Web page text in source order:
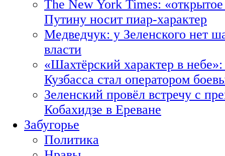
The New York Times:
Путину носит пиар-характер
Медведчук: у Зеленского нет
власти
«Шахтёрский характер в
Кузбасса стал оператором
Зеленский провёл встречу с
Кобахидзе в Ереване
Забугорье
Политика